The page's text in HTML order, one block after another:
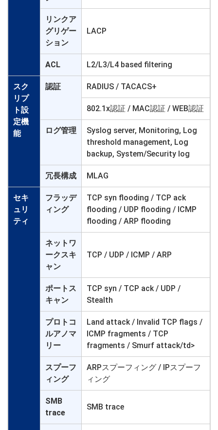
リンクア
グリゲー
ション
LACP
ACL L2/L3/L4 based filtering
スク
リプ
ト設
定機
能
認証 RADIUS / TACACS+
802.1x認証 / MAC認証 / WEB認証
ログ管理
Syslog server, Monitoring, Log
threshold management, Log
backup, System/Security log
冗長構成 MLAG
セキ
ュリ
ティ
フラッデ
ィング
TCP syn flooding / TCP ack
flooding / UDP flooding / ICMP
flooding / ARP flooding
ネットワ
ークスキ
ャン
TCP / UDP / ICMP / ARP
ポートス
キャン
TCP syn / TCP ack / UDP /
Stealth
プロトコ
ルアノマ
リー
Land attack / Invalid TCP flags /
ICMP fragments / TCP
fragments / Smurf attack/td>
スプーフ
ィング
ARPスプーフィング / IPスプーフ
ィング
SMB
trace
SMB trace